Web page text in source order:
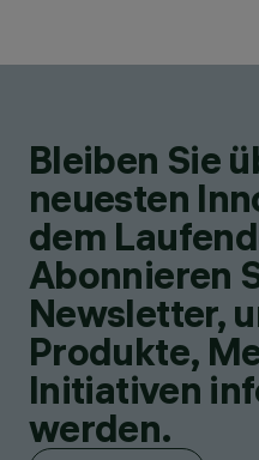
Bleiben Sie
neuesten
dem
Abonnieren
Newsletter,
Produkte,
Initiativen
werden.